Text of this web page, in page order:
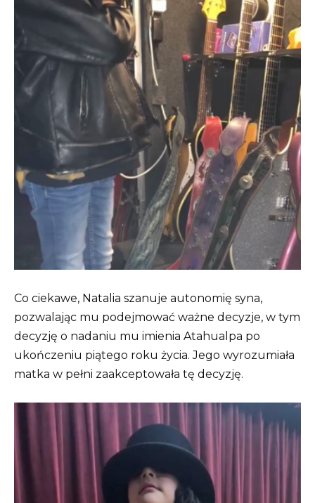
Co ciekawe, Natalia szanuje autonomię syna,
pozwalając mu podejmować ważne decyzje, w tym
decyzję o nadaniu mu imienia Atahualpa po
ukończeniu piątego roku życia. Jego wyrozumiała
matka w pełni zaakceptowała tę decyzję.